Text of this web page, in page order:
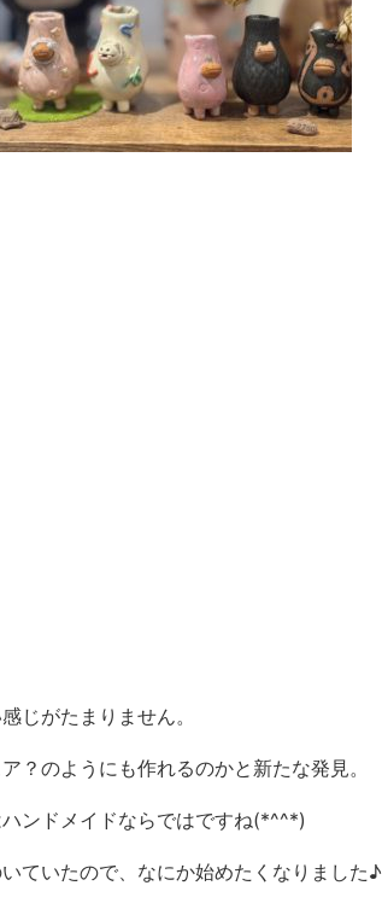
じがたまりません。
？のようにも作れるのかと新たな発見。
ンドメイドならではですね(*^^*)
ていたので、なにか始めたくなりました♪